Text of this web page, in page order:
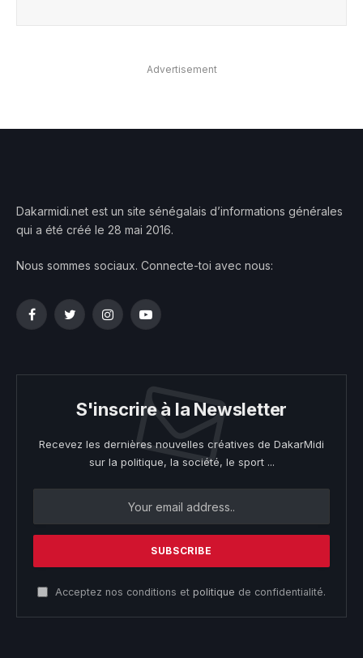
Advertisement
Dakarmidi.net est un site sénégalais d’informations générales
qui a été créé le 28 mai 2016.
Nous sommes sociaux. Connecte-toi avec nous:
FacebookTwitterInstagramYouTube
S'inscrire à la Newsletter
Recevez les dernières nouvelles créatives de DakarMidi
sur la politique, la société, le sport ...
Acceptez nos conditions et politique de confidentialité.